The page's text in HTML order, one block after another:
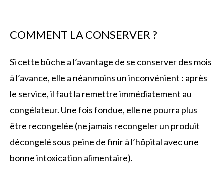
COMMENT LA CONSERVER ?
Si cette bûche a l’avantage de se conserver des mois
à l’avance, elle a néanmoins un inconvénient : après
le service, il faut la remettre immédiatement au
congélateur. Une fois fondue, elle ne pourra plus
être recongelée (ne jamais recongeler un produit
décongelé sous peine de finir à l’hôpital avec une
bonne intoxication alimentaire).